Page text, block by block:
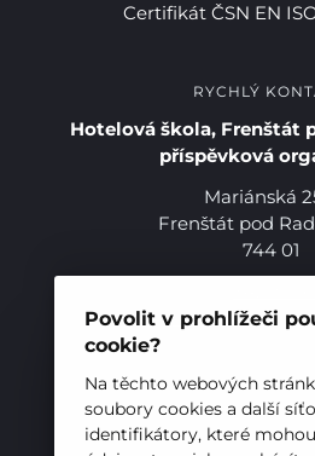
Povolit v prohlížeči
cookie?
Na těchto webových
soubory cookies a další
identifikátory, které
Pro
Pro
Certifikát ČSN EN
RYCHLÝ
Hotelová škola, Frenštát
příspěvková
Mariánská
Frenštát pod
744 01
E-mail:
Datová schránka:
IČ:
ZŘIZOVATEL